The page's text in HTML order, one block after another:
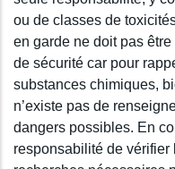
ou de classes de
en garde ne doit pas
de sécurité car pour
substances chimiques,
n’existe pas de
dangers possibles. En
responsabilité de vérifier